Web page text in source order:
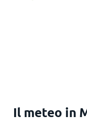
Il meteo in